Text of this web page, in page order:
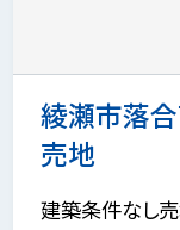
綾瀬市落
売地
建築条件なし売